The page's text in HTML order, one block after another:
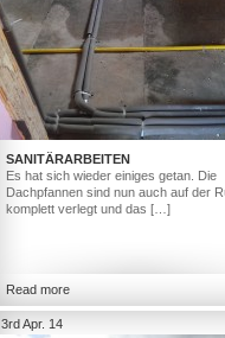
SANITÄRARBEITEN
Es hat sich wieder einiges getan. Die
Dachpfannen sind nun auch auf der
komplett verlegt und das […]
Read more
3rd Apr. 14